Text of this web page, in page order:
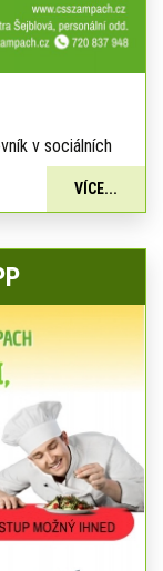
v sociálních
VÍCE...